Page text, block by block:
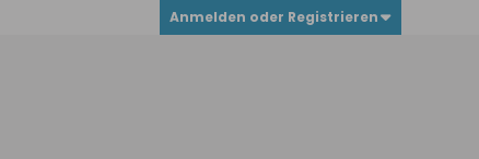
Anmelden oder Registrieren